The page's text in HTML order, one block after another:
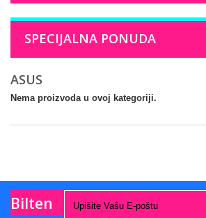
SPECIJALNA PONUDA
ASUS
Nema proizvoda u ovoj kategoriji.
Bilten